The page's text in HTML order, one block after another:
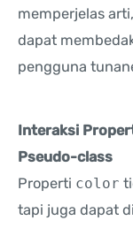
memperjelas
dapat
pengguna
Interaksi
Pseudo-class
Properti color
tapi juga dapat